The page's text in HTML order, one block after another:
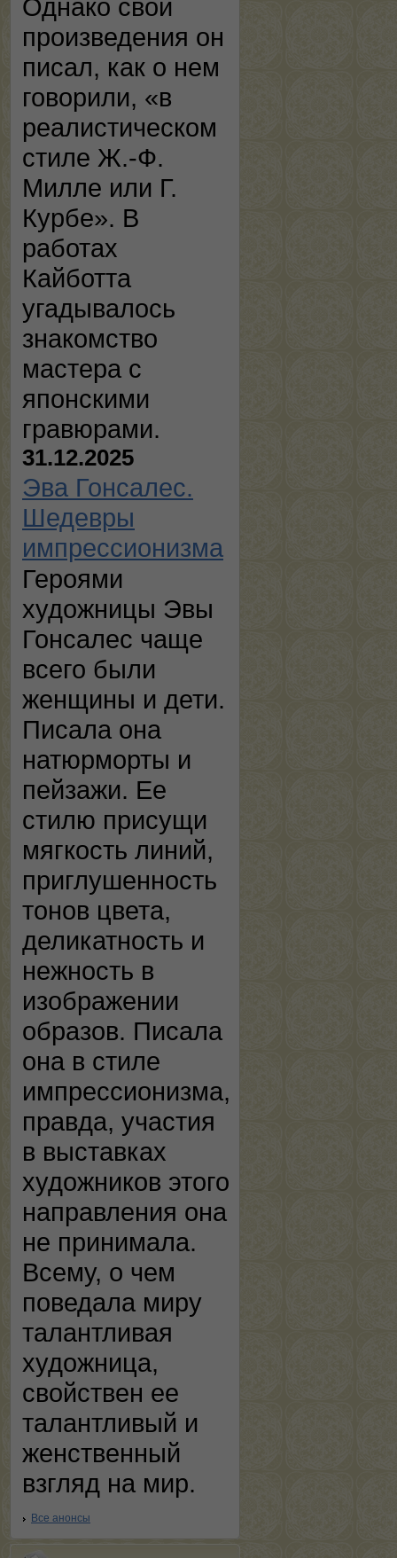
Однако свои
произведения он
писал, как о нем
говорили, «в
реалистическом
стиле Ж.-Ф.
Милле или Г.
Курбе». В
работах
Кайботта
угадывалось
знакомство
мастера с
японскими
гравюрами.
31.12.2025
Эва Гонсалес.
Шедевры
импрессионизма
Героями
художницы Эвы
Гонсалес чаще
всего были
женщины и дети.
Писала она
натюрморты и
пейзажи. Ее
стилю присущи
мягкость линий,
приглушенность
тонов цвета,
деликатность и
нежность в
изображении
образов. Писала
она в стиле
импрессионизма,
правда, участия
в выставках
художников этого
направления она
не принимала.
Всему, о чем
поведала миру
талантливая
художница,
свойствен ее
талантливый и
женственный
взгляд на мир.
Все анонсы